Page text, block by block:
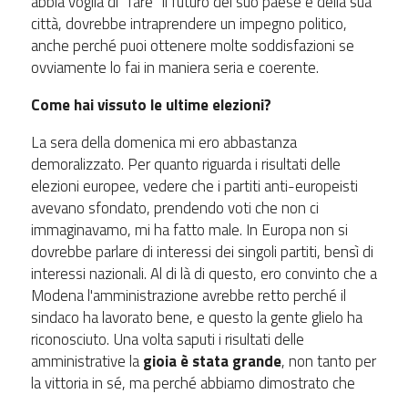
città, dovrebbe intraprendere un impegno politico,
anche perché puoi ottenere molte soddisfazioni se
ovviamente lo fai in maniera seria e coerente.
Come hai vissuto le ultime elezioni?
La sera della domenica mi ero abbastanza
demoralizzato. Per quanto riguarda i risultati delle
elezioni europee, vedere che i partiti anti-europeisti
avevano sfondato, prendendo voti che non ci
immaginavamo, mi ha fatto male. In Europa non si
dovrebbe parlare di interessi dei singoli partiti, bensì di
interessi nazionali. Al di là di questo, ero convinto che a
Modena l'amministrazione avrebbe retto perché il
sindaco ha lavorato bene, e questo la gente glielo ha
riconosciuto. Una volta saputi i risultati delle
amministrative lagioia è stata grande, non tanto per
la vittoria in sé, ma perché abbiamo dimostrato che